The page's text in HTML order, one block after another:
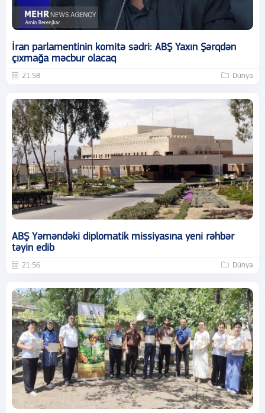
İran parlamentinin komitə sədri: ABŞ Yaxın Şərqdən
çıxmağa məcbur olacaq
21:58 Dünya
ABŞ Yəməndəki diplomatik missiyasına yeni rəhbər
təyin edib
21:56 Dünya